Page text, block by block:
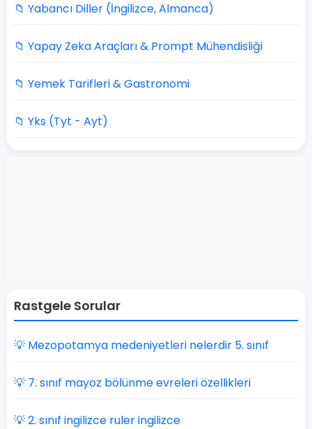
📁 Yabancı Diller (İngilizce, Almanca)
📁 Yapay Zeka Araçları & Prompt Mühendisliği
📁 Yemek Tarifleri & Gastronomi
📁 Yks (Tyt - Ayt)
Rastgele Sorular
💡 Mezopotamya medeniyetleri nelerdir 5. sınıf
💡 7. sınıf mayoz bölünme evreleri özellikleri
💡 2. sınıf ingilizce ruler ingilizce